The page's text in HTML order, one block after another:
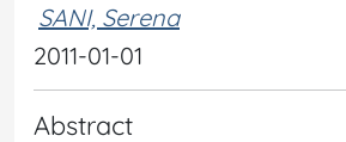
SANI, Serena
2011-01-01
Abstract